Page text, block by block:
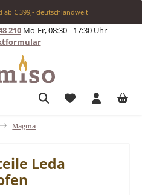
ab € 399,- deutschlandweit
210Mo-Fr, 08:30 - 17:30 Uhr |
Du hast 0
Magma
Leda